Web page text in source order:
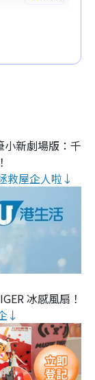
小新劇場版：千
救屋企人啦↓
冰感風扇！
↓